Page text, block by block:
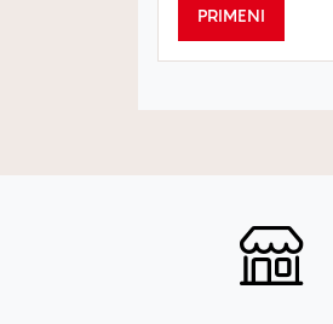
PRIMENI